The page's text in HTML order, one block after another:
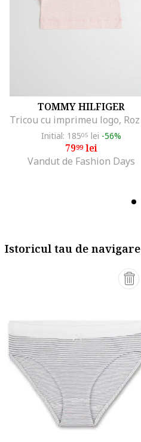
TOMMY HILFIGER
Initial: 18505 lei -56%
7999lei
Vandut de Fashion Days
Istoricul tau de navigare